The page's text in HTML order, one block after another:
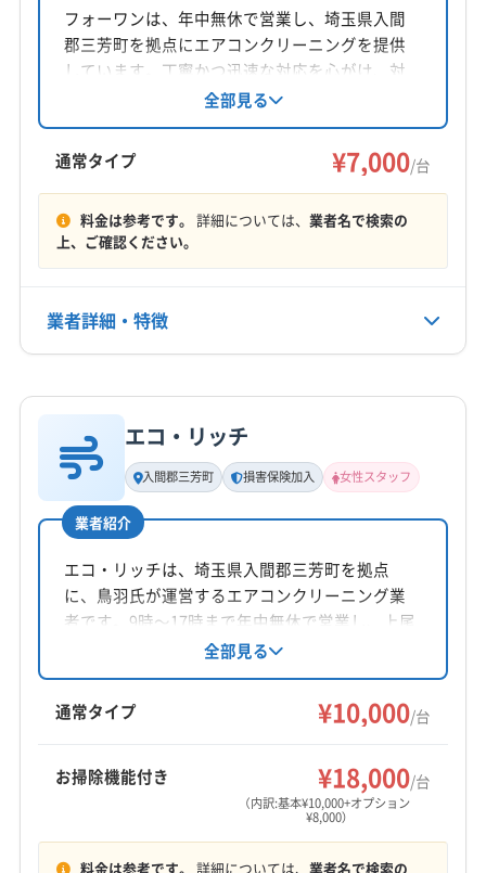
埼玉県入間郡三芳町
対応地域
さいたま市浦和区
さいたま市岩槻区
さいたま市見沼区
さいたま市桜区
さいたま市西区
さいたま市大宮区
さいたま市南区
戸田市
坂戸市 志木市 所沢市 上尾市
新座市
川越市
朝霞市 鶴ヶ島市
もっと見る
営業時間
定休日
-
電話番号
0120-544-603
公式HP
公式サイトを見る
フォーワンは、年中無休で営業し、埼玉県入間
郡三芳町を拠点にエアコンクリーニングを提供
しています。丁寧かつ迅速な対応を心がけ、対
応地域外の相談も可能です。安心と満足を届け
るため、全力で作業に取り組んでいる点が特徴
です。複数台割引もあります。
全部見る
通常タイプ ¥7,000/台
料金は参考です。 詳細については、 業者名で検索の
上、ご確認ください。
業者詳細・特徴
基本情報
代表者名
相澤洋一
所在地
埼玉県入間郡三芳町藤久保301-8 ヴァンヴェ-ル3-103
対応地域
さいたま市浦和区
さいたま市岩槻区
さいたま市見沼区
さいたま市桜区
さいたま市西区
さいたま市大宮区
さいたま市南区
越谷市
桶川市 久喜市
狭山市
行田市 鴻巣市
坂戸市
上尾市
深谷市
川越市 川口市 秩父市 朝霞市
エコ・リッチ
入間郡三芳町 損害保険加入 女性スタッフ
業者紹介
エコ・リッチは、埼玉県入間郡三芳町を拠点
に、鳥羽氏が運営するエアコンクリーニング業
者です。9時〜17時まで年中無休で営業し、上尾
市や川越市など埼玉県と東京都の一部エリアに
対応。エコ洗剤を使用し、防カビ・抗菌コーテ
ィングや女性スタッフ同行も可能です。損害保
険加入済みで、複数台割引や消臭抗菌コート等
全部見る
通常タイプ ¥10,000/台
お掃除機能付き ¥18,000/台
（内訳:基本¥10,000+オプション
¥8,000）
料金は参考です。 詳細については、 業者名で検索の